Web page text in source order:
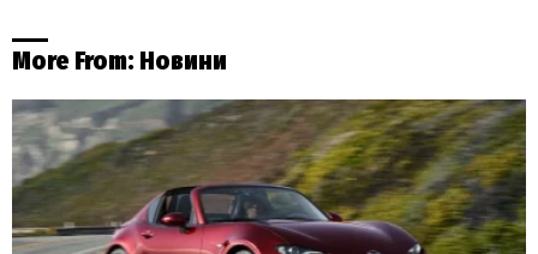
More From: Новини